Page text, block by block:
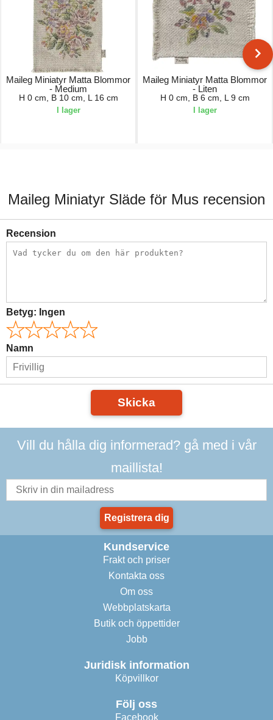
Maileg Miniatyr Matta Blommor
- Medium
H 0 cm, B 10 cm, L 16 cm
I lager
Maileg Miniatyr Matta Blommor
- Liten
H 0 cm, B 6 cm, L 9 cm
I lager
Maileg Miniatyr Släde för Mus recension
Recension
Betyg: Ingen
Namn
Skicka
Vill du hålla dig informerad? gå med i vår
maillista!
Registrera dig
Kundservice
Frakt och priser
Kontakta oss
Om oss
Webbplatskarta
Butik och öppettider
Jobb
Juridisk information
Köpvillkor
Följ oss
Facebook